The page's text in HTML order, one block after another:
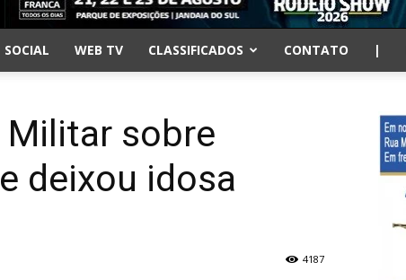
SOCIAL WEB TV CLASSIFICADOS CONTATO |
Militar sobre
deixou idosa
4187